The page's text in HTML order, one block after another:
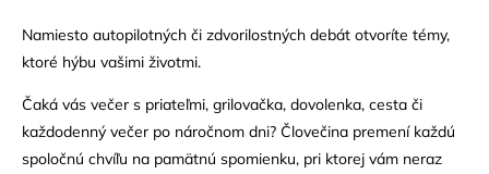
Namiesto autopilotných či zdvorilostných debát otvoríte témy,
ktoré hýbu vašimi životmi.
Čaká vás večer s priateľmi, grilovačka, dovolenka, cesta či
každodenný večer po náročnom dni? Človečina premení každú
spoločnú chvíľu na pamätnú spomienku, pri ktorej vám neraz